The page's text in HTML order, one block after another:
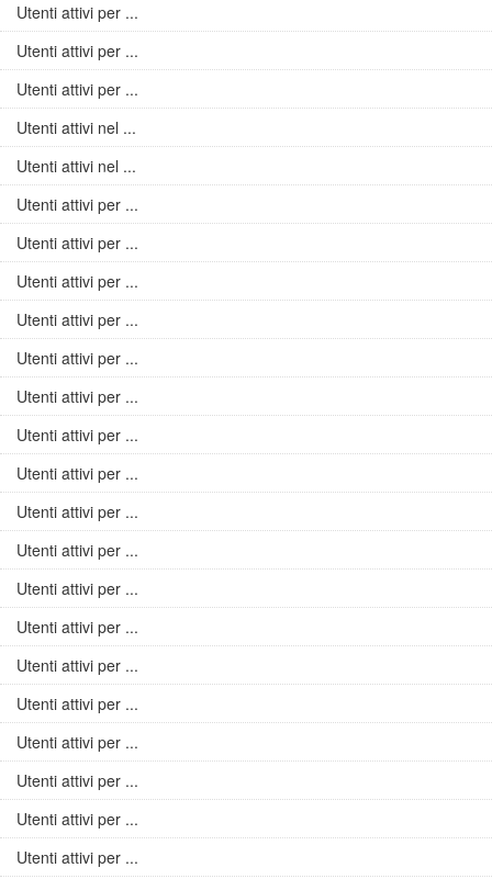
Utenti attivi per ...
Utenti attivi per ...
Utenti attivi per ...
Utenti attivi nel ...
Utenti attivi nel ...
Utenti attivi per ...
Utenti attivi per ...
Utenti attivi per ...
Utenti attivi per ...
Utenti attivi per ...
Utenti attivi per ...
Utenti attivi per ...
Utenti attivi per ...
Utenti attivi per ...
Utenti attivi per ...
Utenti attivi per ...
Utenti attivi per ...
Utenti attivi per ...
Utenti attivi per ...
Utenti attivi per ...
Utenti attivi per ...
Utenti attivi per ...
Utenti attivi per ...